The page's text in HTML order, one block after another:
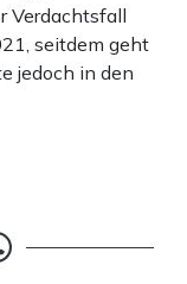
Verdachtsfall
seitdem geht
jedoch in den